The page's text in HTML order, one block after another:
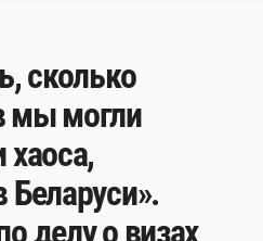
сколько
мы могли
Беларуси».
делу о визах